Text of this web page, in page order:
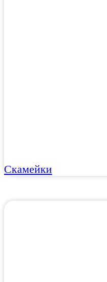
Скамейки